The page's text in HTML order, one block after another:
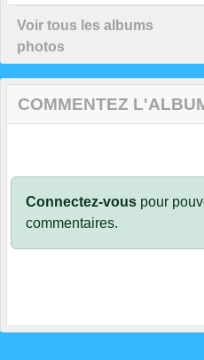
Voir tous les albums
photos
COMMENTEZ
Connectez-vous pour
commentaires.